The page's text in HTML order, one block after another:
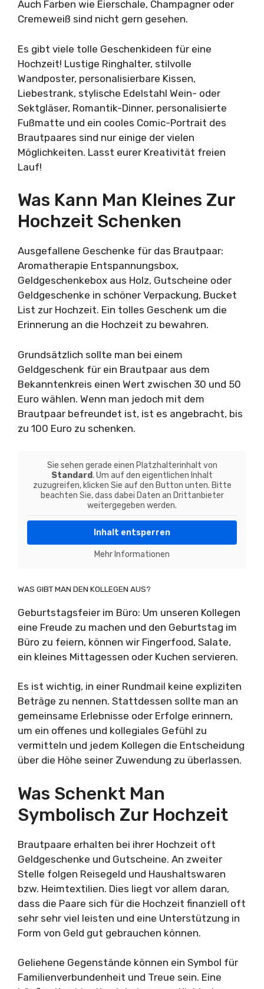
Auch Farben wie Eierschale, Champagner oder
Cremeweiß sind nicht gern gesehen.
Es gibt viele tolle Geschenkideen für eine
Hochzeit! Lustige Ringhalter, stilvolle
Wandposter, personalisierbare Kissen,
Liebestrank, stylische Edelstahl Wein- oder
Sektgläser, Romantik-Dinner, personalisierte
Fußmatte und ein cooles Comic-Portrait des
Brautpaares sind nur einige der vielen
Möglichkeiten. Lasst eurer Kreativität freien
Lauf!
Was Kann Man Kleines Zur
Hochzeit Schenken
Ausgefallene Geschenke für das Brautpaar:
Aromatherapie Entspannungsbox,
Geldgeschenkebox aus Holz, Gutscheine oder
Geldgeschenke in schöner Verpackung, Bucket
List zur Hochzeit. Ein tolles Geschenk um die
Erinnerung an die Hochzeit zu bewahren.
Grundsätzlich sollte man bei einem
Geldgeschenk für ein Brautpaar aus dem
Bekanntenkreis einen Wert zwischen 30 und 50
Euro wählen. Wenn man jedoch mit dem
Brautpaar befreundet ist, ist es angebracht, bis
zu 100 Euro zu schenken.
Sie sehen gerade einen Platzhalterinhalt von
Standard. Um auf den eigentlichen Inhalt
zuzugreifen, klicken Sie auf den Button unten. Bitte
beachten Sie, dass dabei Daten an Drittanbieter
weitergegeben werden.
Inhalt entsperren
Mehr Informationen
WAS GIBT MAN DEN KOLLEGEN AUS?
Geburtstagsfeier im Büro: Um unseren Kollegen
eine Freude zu machen und den Geburtstag im
Büro zu feiern, können wir Fingerfood, Salate,
ein kleines Mittagessen oder Kuchen servieren.
Es ist wichtig, in einer Rundmail keine expliziten
Beträge zu nennen. Stattdessen sollte man an
gemeinsame Erlebnisse oder Erfolge erinnern,
um ein offenes und kollegiales Gefühl zu
vermitteln und jedem Kollegen die Entscheidung
über die Höhe seiner Zuwendung zu überlassen.
Was Schenkt Man
Symbolisch Zur Hochzeit
Brautpaare erhalten bei ihrer Hochzeit oft
Geldgeschenke und Gutscheine. An zweiter
Stelle folgen Reisegeld und Haushaltswaren
bzw. Heimtextilien. Dies liegt vor allem daran,
dass die Paare sich für die Hochzeit finanziell oft
sehr sehr viel leisten und eine Unterstützung in
Form von Geld gut gebrauchen können.
Geliehene Gegenstände können ein Symbol für
Familienverbundenheit und Treue sein. Eine